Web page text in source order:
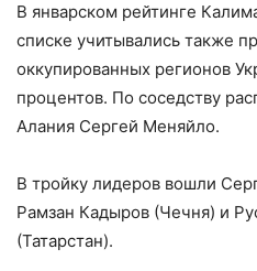
В январском рейтинге
списке учитывались также
оккупированных регионов
процентов. По соседству
Алания Сергей Меняйло.
В тройку лидеров вошли
Рамзан Кадыров (Чечня) и
(Татарстан).